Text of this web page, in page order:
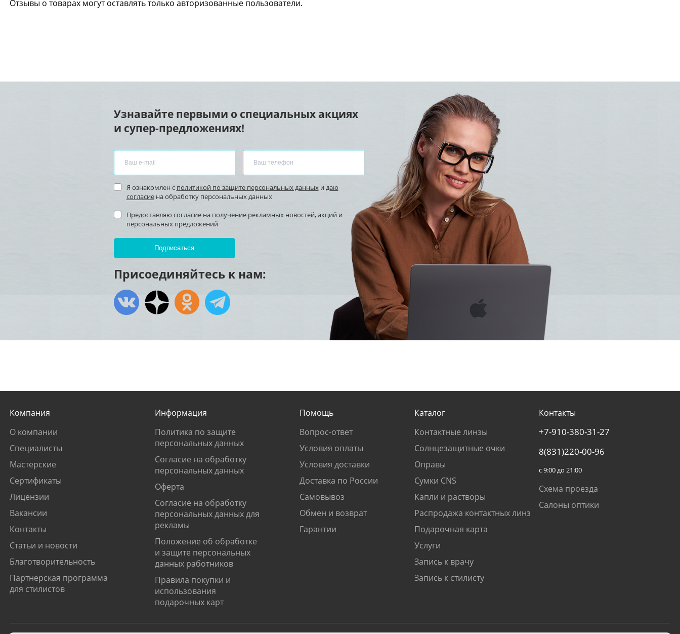
Отзывы о товарах могут оставлять только авторизованные пользователи.
Узнавайте первыми о специальных акциях
и супер-предложениях!
Я ознакомлен с политикой по защите персональных данныхи даю
согласиена обработку персональных данных
Предоставляю согласие на получение рекламных новостей, акций и
персональных предложений
Присоединяйтесь к нам:
Компания
О компании
Специалисты
Мастерские
Сертификаты
Лицензии
Вакансии
Контакты
Статьи и новости
Благотворительность
Партнерская программа
для стилистов
Информация
Политика по защите
персональных данных
Согласие на обработку
персональных данных
Оферта
Согласие на обработку
персональных данных для
рекламы
Положение об обработке
и защите персональных
данных работников
Правила покупки и
использования
подарочных карт
Помощь
Вопрос-ответ
Условия оплаты
Условия доставки
Доставка по России
Самовывоз
Обмен и возврат
Гарантии
Каталог
Контактные линзы
Солнцезащитные очки
Оправы
Сумки CNS
Капли и растворы
Распродажа контактных линз
Подарочная карта
Услуги
Запись к врачу
Запись к стилисту
Контакты
+7-910-380-31-27
8(831)220-00-96
с 9:00 до 21:00
Схема проезда
Салоны оптики